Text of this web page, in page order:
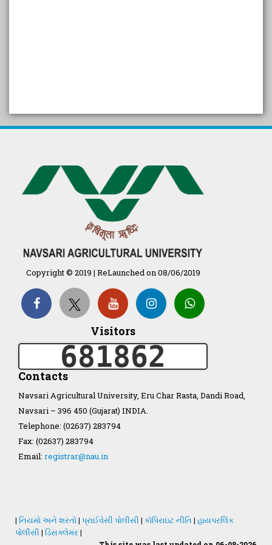
Arogya setu App information
in Gujarati
દેશી ગાય આધારિત પ્રાકૃતિક ખેતી
गुणवत्ता युक्त कृषि-शिक्षा एक पहल" - भारतीय
कृषि अनुसंधान परिषद की 25वीं अखिल
भारतीय कृषि प्रवेश परीक्षा 2020
Organization Structure
ખેડુત માર્ગદર્શિકા
Accreditation Certificate
Statastics
Copyright © 2019 | ReLaunched on 08/06/2019
Visitors
681862
Contacts
Navsari Agricultural University, Eru Char Rasta, Dandi Road,
Navsari – 396 450 (Gujarat) INDIA.
Telephone: (02637) 283794
Fax: (02637) 283794
Email: registrar@nau.in
| નિયમો અને શરતો| પ્રાઈવેસી પોલીસી | કૉપિરાઇટ નીતિ | હાયપરલિંક
પોલીસી | ડિસક્લેમર |